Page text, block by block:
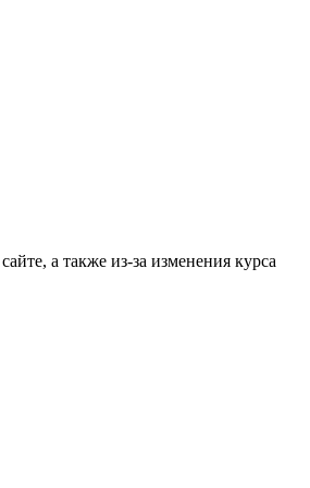
а также из-за изменения курса